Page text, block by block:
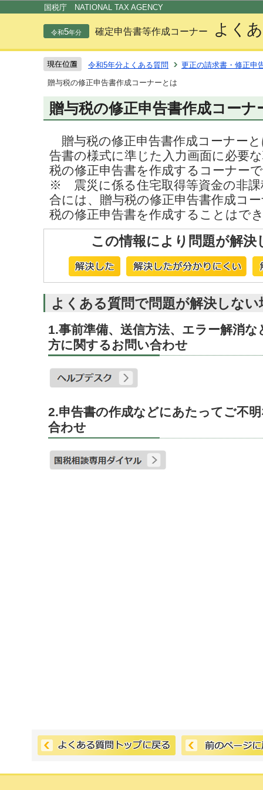
国税庁 NATIONAL TAX AGENCY
令和5年分 確定申告書等作成コーナー よく
令和5年分よくある質問
更正の請求書・修正申
贈与税の修正申告書作成コーナーとは
贈与税の修正申告書作成コーナ
贈与税の修正申告書作成コーナー
告書の様式に準じた入力画面に必要
税の修正申告書を作成するコーナー
※ 震災に係る住宅取得等資金の非課
合には、贈与税の修正申告書作成コ
税の修正申告書を作成することはで
この情報により問題が解決
よくある質問で問題が解決しな
1.事前準備、送信方法、エラー解消
方に関するお問い合わせ
2.申告書の作成などにあたってご不
合わせ